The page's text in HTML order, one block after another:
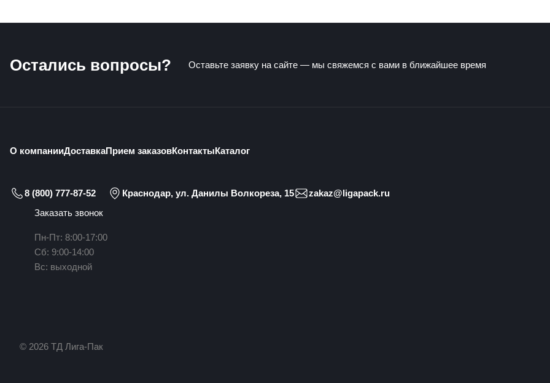
Остались вопросы? Оставьте заявку на сайте — мы свяжемся с вами в ближайшее время
О компанииДоставкаПрием заказовКонтактыКаталог
8 (800) 777-87-52
Заказать звонок
Пн-Пт: 8:00-17:00
Сб: 9:00-14:00
Вс: выходной
Краснодар, ул. Данилы Волкореза, 15 zakaz@ligapack.ru
© 2026 ТД Лига-Пак